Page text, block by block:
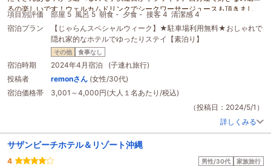
るの楽しいです！ウェルカムドリンクでシークワーサージュースも頂きまし
た！コーヒーや梅酒もありました！
お部屋に行き、ドアを開けるとすぐ傾斜が急な階段登場。荷物持ってやっと
こさお部屋に到着すると…頑張った甲斐あります、めっちゃ広くて素敵なお部
屋に憧れの螺旋階段がお出迎え！笑 想像以上に広いです。
さっそく子供達はかくれんぼ開始！
その後エントランスの
キッズルーム
ここも広ーい、おもちゃ大量！
その横に卓球台！一才児を野放しにして横目で見ながら本気で卓球できちゃい
お部屋に戻って広いバルコニーでBBQ
外じゃないので子供が失踪する心配もなく安心！笑
いっぱい汗かいたらお風呂へ。浴室にシャワーが二つあり、渋滞を防げて良
項目別評価 部屋 5 風呂 5 朝食 - 夕食 - 接客 4 清潔感 4
宿泊プラン
【じゃらんスペシャルウィーク】★駐車場利用無料★おしゃれで
隠れ家的なホテルでゆったりステイ【素泊り】
その他 食事なし
宿泊時期
2024年4月宿泊 (子連れ旅行)
投稿者
remonさん (女性/30代)
宿泊価格帯
3,001～4,000円(大人１名あたり/税込)
（投稿日：2024/5/1）
詳しくみる
サザンビーチホテル＆リゾート沖縄
4 男性/30代 家族旅行